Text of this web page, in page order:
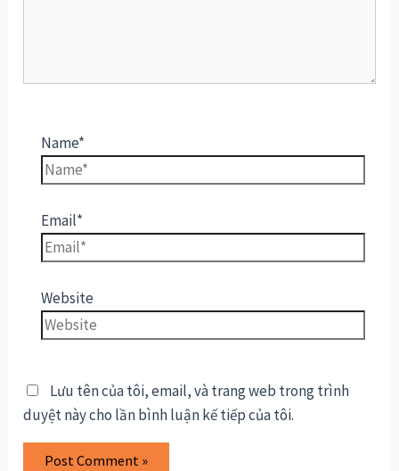
Name*
Email*
Website
Lưu tên của tôi, email, và trang web trong trình
duyệt này cho lần bình luận kế tiếp của tôi.